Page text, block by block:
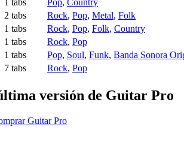
1 tabs Pop, Country
2 tabs Rock, Pop, Metal, Folk
1 tabs Rock, Pop, Folk, Country
1 tabs Rock, Pop
1 tabs Pop, Soul, Funk, Banda Sonora
7 tabs Rock, Pop
versión de Guitar Pro
Guitar Pro